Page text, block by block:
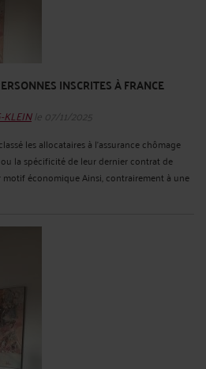
INSCRITES À FRANCE
KLEINle 07/11/2025
les allocataires à l’assurance chômage
la spécificité de leur dernier contrat de
économique Ainsi, contrairement à une